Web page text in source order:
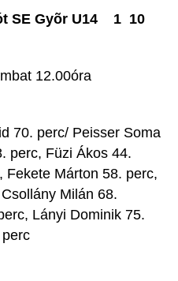
SE Gyõr U14 1  10
12.00óra 
70. perc/ Peisser Soma
perc, Füzi Ákos 44.
Fekete Márton 58. perc,
Milán 68.
Lányi Dominik 75.
perc